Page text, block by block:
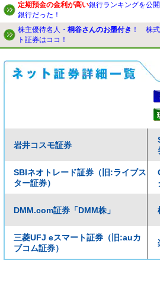
定期預金の金利が高い銀行ランキングを公開
銀行だった！
株主優待名人・ 桐谷さんのお墨付き ！ 株式
ト証券はココ！
岩井コスモ証券
SBIネオトレード証券（旧:ライブス
ター証券）
DMM.com証券「DMM株」
三菱UFJ eスマート証券（旧:auカ
ブコム証券）